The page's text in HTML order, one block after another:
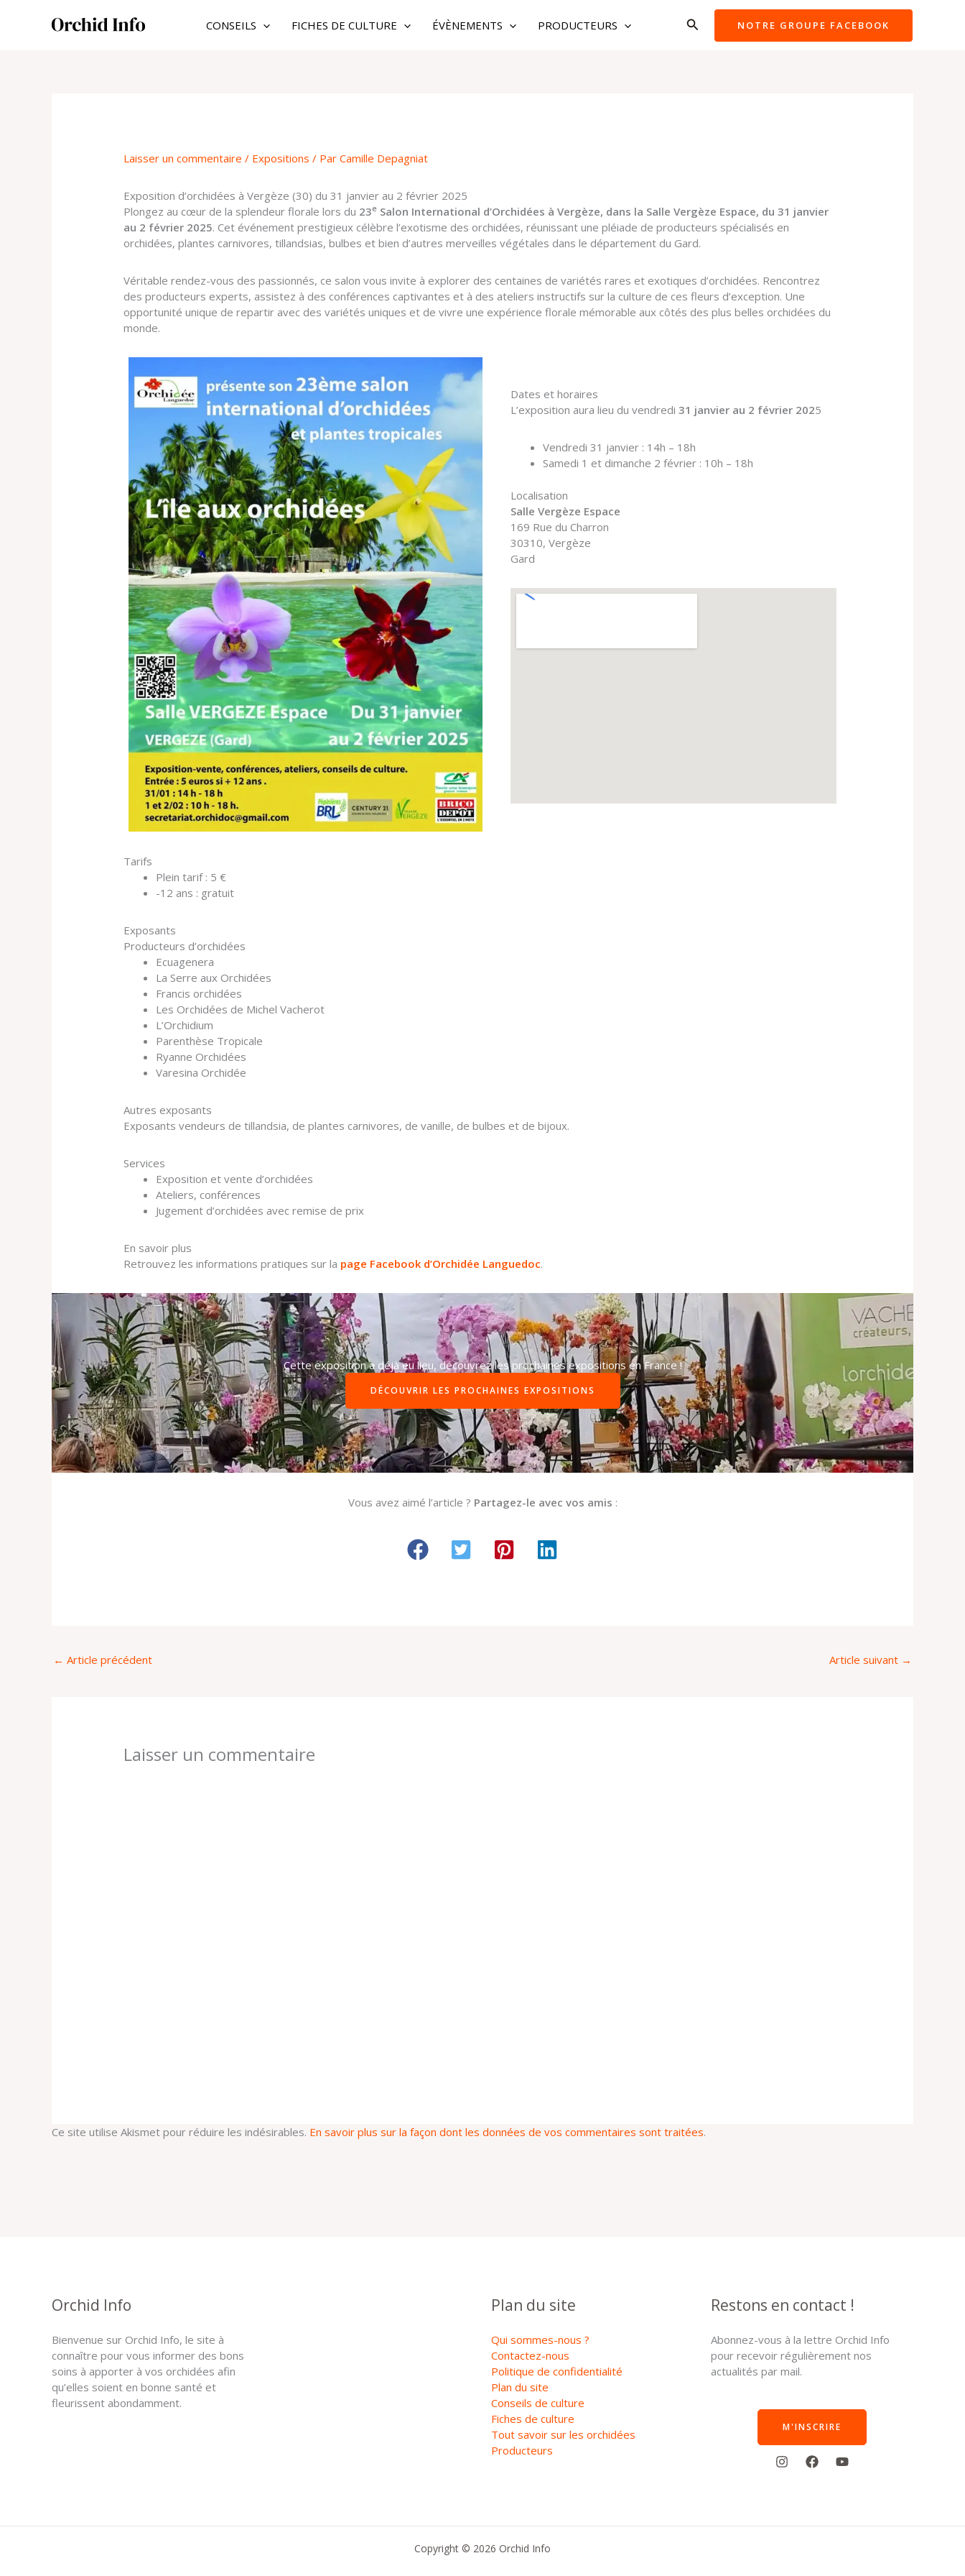
CONSEILS FICHES DE CULTURE ÉVÈNEMENTS PRODUCTEURS RechercherNOTRE GROUPE FACEBOOK
Laisser un commentaire / Expositions / ParCamille Depagniat
Exposition d’orchidées à Vergèze (30) du 31 janvier au 2 février 2025
Plongez au cœur de la splendeur florale lors du 23e Salon International d’Orchidées à Vergèze, dans la Salle Vergèze Espace, du 31 janvier
au 2 février 2025. Cet événement prestigieux célèbre l’exotisme des orchidées, réunissant une pléiade de producteurs spécialisés en
orchidées, plantes carnivores, tillandsias, bulbes et bien d’autres merveilles végétales dans le département du Gard.
Véritable rendez-vous des passionnés, ce salon vous invite à explorer des centaines de variétés rares et exotiques d’orchidées. Rencontrez
des producteurs experts, assistez à des conférences captivantes et à des ateliers instructifs sur la culture de ces fleurs d’exception. Une
opportunité unique de repartir avec des variétés uniques et de vivre une expérience florale mémorable aux côtés des plus belles orchidées du
monde.
Dates et horaires
L’exposition aura lieu du vendredi31 janvier au 2 février 2025
Vendredi 31 janvier : 14h – 18h
Samedi 1 et dimanche 2 février : 10h – 18h
Localisation
Salle Vergèze Espace
169 Rue du Charron
30310, Vergèze
Gard
Tarifs
Plein tarif : 5 €
-12 ans : gratuit
Exposants
Producteurs d’orchidées
Ecuagenera
La Serre aux Orchidées
Francis orchidées
Les Orchidées de Michel Vacherot
L’Orchidium
Parenthèse Tropicale
Ryanne Orchidées
Varesina Orchidée
Autres exposants
Exposants vendeurs de tillandsia, de plantes carnivores, de vanille, de bulbes et de bijoux.
Services
Exposition et vente d’orchidées
Ateliers, conférences
Jugement d’orchidées avec remise de prix
En savoir plus
Retrouvez les informations pratiques sur la page Facebook d’Orchidée Languedoc.
Cette exposition a déjà eu lieu, découvrez les prochaines expositions en France !
DÉCOUVRIR LES PROCHAINES EXPOSITIONS
Vous avez aimé l’article ? Partagez-le avec vos amis :
← Article précédent Article suivant →
Laisser un commentaire
Ce site utilise Akismet pour réduire les indésirables. En savoir plus sur la façon dont les données de vos commentaires sont traitées.
Orchid Info
Bienvenue sur Orchid Info, le site à
connaître pour vous informer des bons
soins à apporter à vos orchidées afin
qu’elles soient en bonne santé et
fleurissent abondamment.
Plan du site
Qui sommes-nous ?
Contactez-nous
Politique de confidentialité
Plan du site
Conseils de culture
Fiches de culture
Tout savoir sur les orchidées
Producteurs
Restons en contact !
Abonnez-vous à la lettre Orchid Info
pour recevoir régulièrement nos
actualités par mail.
M'INSCRIRE
Copyright © 2026 Orchid Info